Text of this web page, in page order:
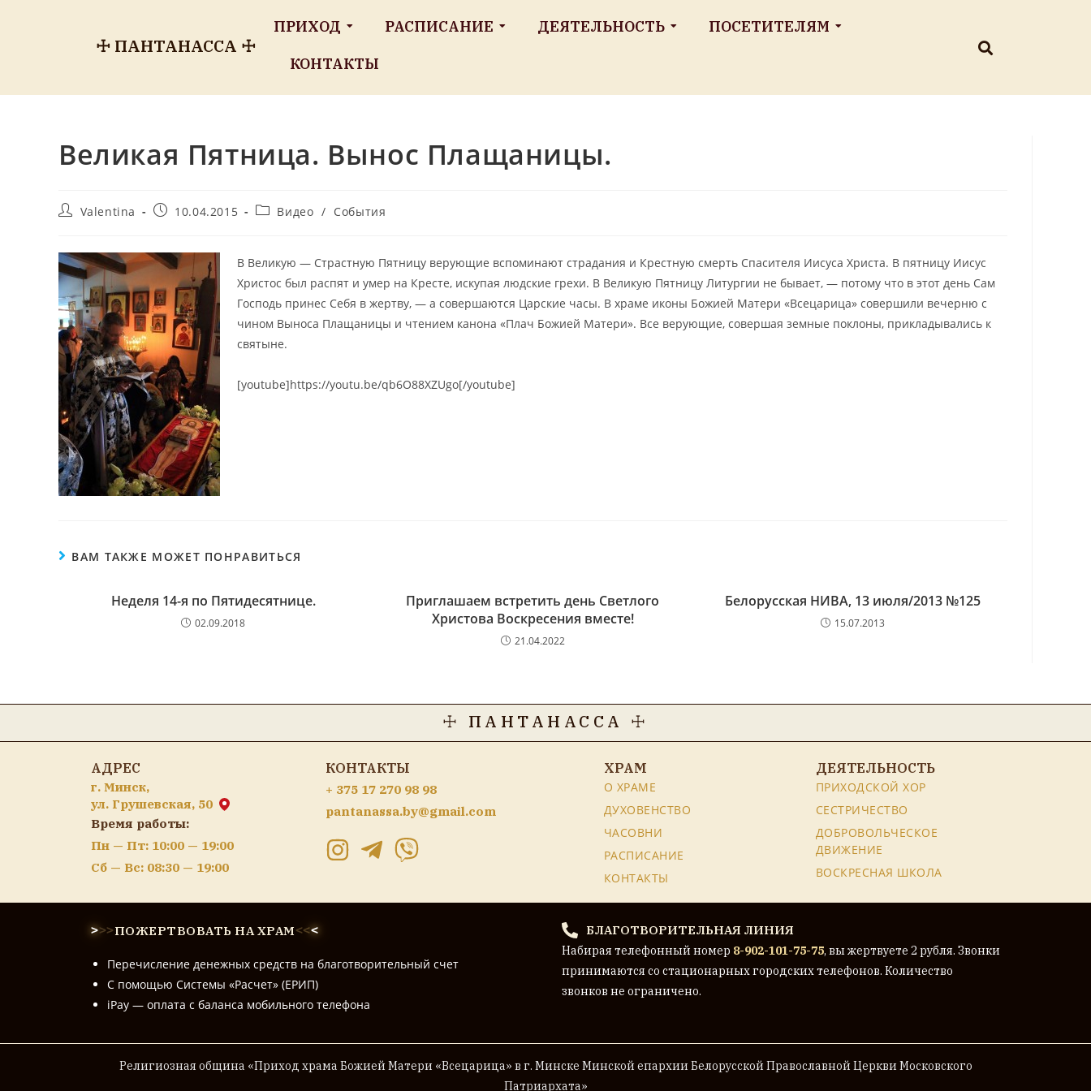
☩ ПАНТАНАССА ☩
ПРИХОД РАСПИСАНИЕ ДЕЯТЕЛЬНОСТЬ
ПОСЕТИТЕЛЯМ
КОНТАКТЫ
Великая Пятница. Вынос Плащаницы.
Valentina 10.04.2015 Видео / События
В Великую — Страстную Пятницу верующие вспоминают страдания и Крестную смерть Спасителя Иисуса Христа. В пятницу Иисус
Христос был распят и умер на Кресте, искупая людские грехи. В Великую Пятницу Литургии не бывает, — потому что в этот день Сам
Господь принес Себя в жертву, — а совершаются Царские часы. В храме иконы Божией Матери «Всецарица» совершили вечерню с
чином Выноса Плащаницы и чтением канона «Плач Божией Матери». Все верующие, совершая земные поклоны, прикладывались к
святыне.
[youtube]https://youtu.be/qb6O88XZUgo[/youtube]
ВАМ ТАКЖЕ МОЖЕТ ПОНРАВИТЬСЯ
Неделя 14-я по Пятидесятнице.
02.09.2018
Приглашаем встретить день Светлого
Христова Воскресения вместе!
21.04.2022
Белорусская НИВА, 13 июля/2013 №125
15.07.2013
☩ ПАНТАНАССА ☩
АДРЕС
г. Минск,
ул. Грушевская, 50
Время работы:
Пн — Пт: 10:00 — 19:00
Сб — Вс: 08:30 — 19:00
КОНТАКТЫ
+ 375 17 270 98 98
pantanassa.by@gmail.com
ХРАМ
О ХРАМЕ
ДУХОВЕНСТВО
ЧАСОВНИ
РАСПИСАНИЕ
КОНТАКТЫ
ДЕЯТЕЛЬНОСТЬ
ПРИХОДСКОЙ ХОР
СЕСТРИЧЕСТВО
ДОБРОВОЛЬЧЕСКОЕ
ДВИЖЕНИЕ
ВОСКРЕСНАЯ ШКОЛА
>>>ПОЖЕРТВОВАТЬ НА ХРАМ<<<
Перечисление денежных средств на благотворительный счет
С помощью Системы «Расчет» (ЕРИП)
iPay — оплата с баланса мобильного телефона
БЛАГОТВОРИТЕЛЬНАЯ ЛИНИЯ
Набирая телефонный номер 8-902-101-75-75, вы жертвуете 2 рубля. Звонки
принимаются со стационарных городских телефонов. Количество
звонков не ограничено.
Религиозная община «Приход храма Божией Матери «Всецарица» в г. Минске Минской епархии Белорусской Православной Церкви Московского
Патриархата»